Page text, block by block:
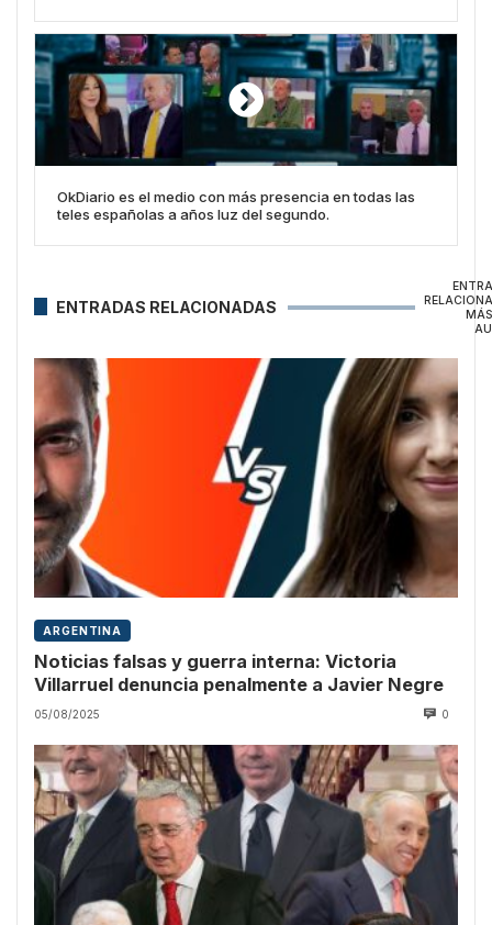
OkDiario es el medio con más presencia en todas las
teles españolas a años luz del segundo.
ENTRADAS RELACIONADAS
ARGENTINA
Noticias falsas y guerra interna: Victoria
Villarruel denuncia penalmente a Javier Negre
05/08/2025 0